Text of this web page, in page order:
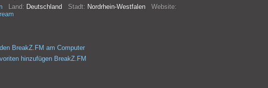
Land: Deutschland Stadt: Nordrhein-Westfalen Website:
BreakZ.FM am Computer
hinzufügen BreakZ.FM